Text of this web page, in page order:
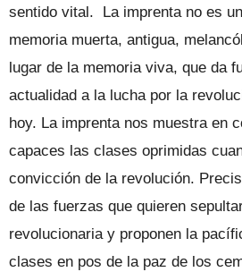
sentido vital. La imprenta no es
memoria muerta, antigua,
lugar de la memoria viva, que da
actualidad a la lucha por la
hoy. La imprenta nos muestra en
capaces las clases oprimidas
convicción de la revolución.
de las fuerzas que quieren
revolucionaria y proponen la
clases en pos de la paz de los